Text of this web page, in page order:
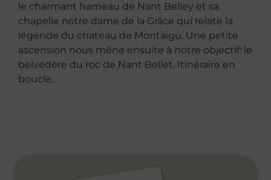
le charmant hameau de Nant Belley et sa
chapelle notre dame de la Grâce qui relate la
légende du chateau de Montaigu. Une petite
ascension nous mêne ensuite à notre objectif: le
belvédère du roc de Nant Bellet. Itinéraire en
boucle.